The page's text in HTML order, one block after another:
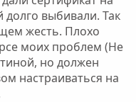
выбивали. Так
жесть. Плохо
моих проблем (Не
но должен
настраиваться на